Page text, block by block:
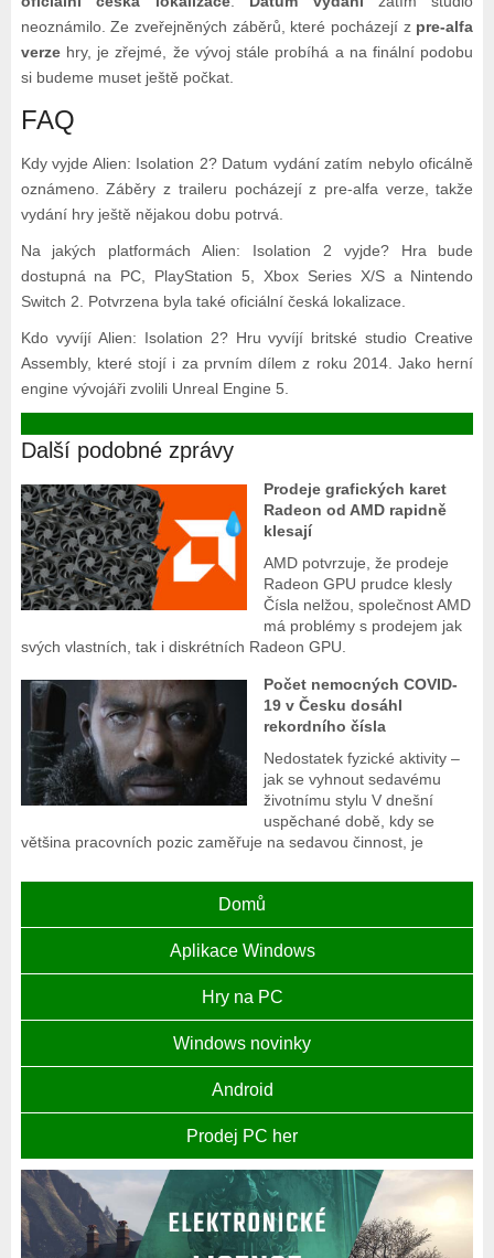
neoznámilo. Ze zveřejněných záběrů, které pocházejí z pre-alfa
verzehry, je zřejmé, že vývoj stále probíhá a na finální podobu
si budeme muset ještě počkat.
FAQ
Kdy vyjde Alien: Isolation 2? Datum vydání zatím nebylo oficálně
oznámeno. Záběry z traileru pocházejí z pre-alfa verze, takže
vydání hry ještě nějakou dobu potrvá.
Na jakých platformách Alien: Isolation 2 vyjde? Hra bude
dostupná na PC, PlayStation 5, Xbox Series X/S a Nintendo
Switch 2. Potvrzena byla také oficiální česká lokalizace.
Kdo vyvíjí Alien: Isolation 2? Hru vyvíjí britské studio Creative
Assembly, které stojí i za prvním dílem z roku 2014. Jako herní
engine vývojáři zvolili Unreal Engine 5.
Další podobné zprávy
Prodeje grafických karet
Radeon od AMD rapidně
klesají
AMD potvrzuje, že prodeje
Radeon GPU prudce klesly
Čísla nelžou, společnost AMD
má problémy s prodejem jak
svých vlastních, tak i diskrétních Radeon GPU.
Počet nemocných COVID-
19 v Česku dosáhl
rekordního čísla
Nedostatek fyzické aktivity –
jak se vyhnout sedavému
životnímu stylu V dnešní
uspěchané době, kdy se
většina pracovních pozic zaměřuje na sedavou činnost, je
Domů
Aplikace Windows
Hry na PC
Windows novinky
Android
Prodej PC her